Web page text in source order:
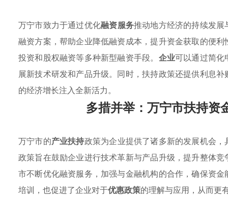
万宁市致力于通过优化融资服务推动地方经济的持续发
融资方案，帮助企业降低融资成本，提升资金获取的便
投资和股权融资等多种新型融资手段。 企业可以通过简化
展新技术研发和产品升级。同时，扶持政策还提供利息
的经济增长注入全新活力。
多措并举：万宁市扶持资
万宁市的产业扶持政策为企业提供了诸多新的发展机会
政策旨在鼓励企业进行技术革新与产品升级，提升整体
市不断优化融资服务，加强与金融机构的合作，确保资
培训，也促进了企业对于优惠政策的理解与应用，从而更